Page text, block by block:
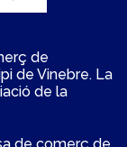
de
de Vinebre. La
de la